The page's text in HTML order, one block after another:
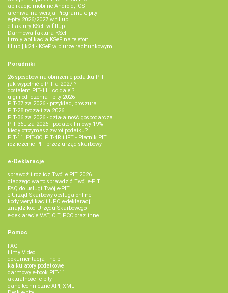
aplikacje mobilne Android, iOS
archiwalna wersja Programu e-pity
e-pity 2026/2027 w fillup
e‑Faktury KSeF w fillup
Darmowa faktura KSeF
firmly aplikacja KSeF na telefon
fillup | k24 - KSeF w biurze rachunkowym
Poradniki
26 sposobów na obniżenie podatku PIT
jak wypełnić e-PIT'a 2027 ?
dostałem PIT-11 i co dalej?
ulgi i odliczenia - pity 2026
PIT-37 za 2026 - przykład, broszura
PIT-28 ryczałt za 2026
PIT-36 za 2026 - działalność gospodarcza
PIT-36L za 2026 - podatek liniowy 19%
kiedy otrzymasz zwrot podatku?
PIT-11, PIT-8C, PIT-4R i IFT - Płatnik PIT
rozliczenie PIT przez urząd skarbowy
e-Deklaracje
sprawdź i rozlicz Twój e PIT 2026
dlaczego warto sprawdzić Twój e-PIT
FAQ do usługi Twój e-PIT
e-Urząd Skarbowy obsługa online
kody weryfikacji UPO e-deklaracji
znajdź kod Urzędu Skarbowego
e-deklaracje VAT, CIT, PCC oraz inne
Pomoc
FAQ
filmy Video
dokumentacja - help
kalkulatory podatkowe
darmowy e-book PIT-11
aktualności e-pity
dane techniczne API, XML